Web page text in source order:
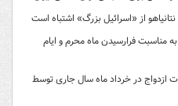
از «اسرائیل بزرگ» اشتباه است
مناسبت فرارسیدن ماه محرم و ایام
ریال تسهیلات ازدواج در خرداد ماه سال جاری توسط